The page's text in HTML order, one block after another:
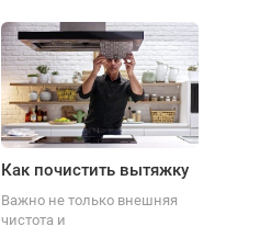
Как почистить вытяжку
Важно не только внешняя
чистота и